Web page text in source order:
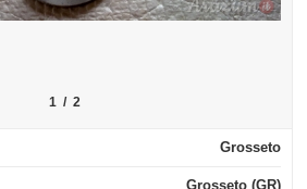
1 / 2
Grosseto
Grosseto (GR)